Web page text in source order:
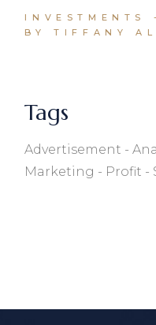
INVESTMENTS
BY TIFFANY
Tags
Advertisement
Marketing
Profit